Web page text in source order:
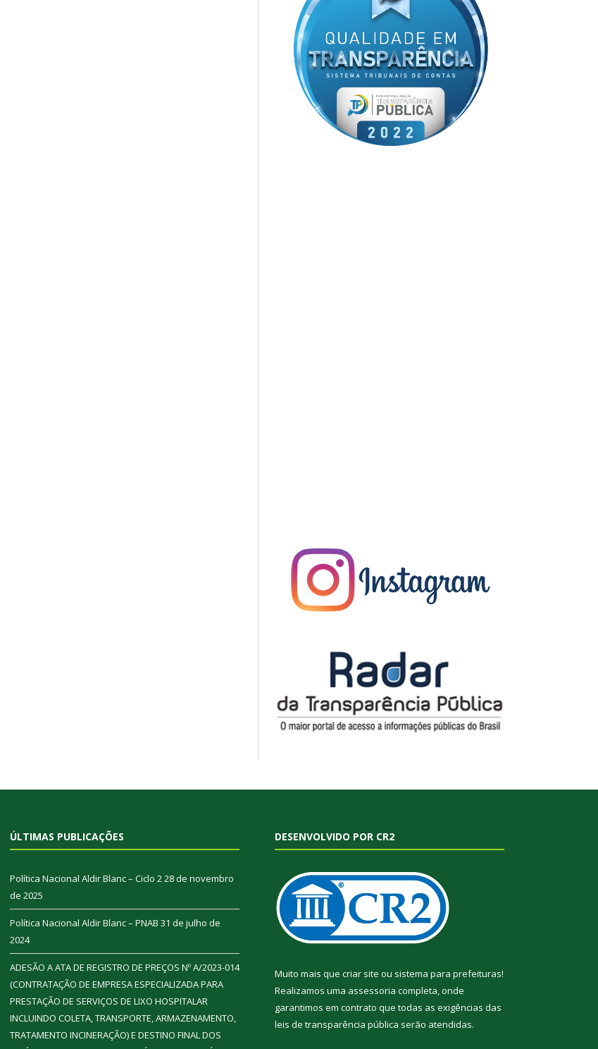
ÚLTIMAS PUBLICAÇÕES
Política Nacional Aldir Blanc – Ciclo 228 de novembro
de 2025
Política Nacional Aldir Blanc – PNAB 31 de julho de
2024
ADESÃO A ATA DE REGISTRO DE PREÇOS Nº A/2023-014
(CONTRATAÇÃO DE EMPRESA ESPECIALIZADA PARA
PRESTAÇÃO DE SERVIÇOS DE LIXO HOSPITALAR
INCLUINDO COLETA, TRANSPORTE, ARMAZENAMENTO,
TRATAMENTO INCINERAÇÃO) E DESTINO FINAL DOS
DESENVOLVIDO POR CR2
Muito mais que criar site ou sistema para prefeituras!
Realizamos uma assessoria completa, onde
garantimos em contrato que todas as exigências das
leis de transparência pública serão atendidas.